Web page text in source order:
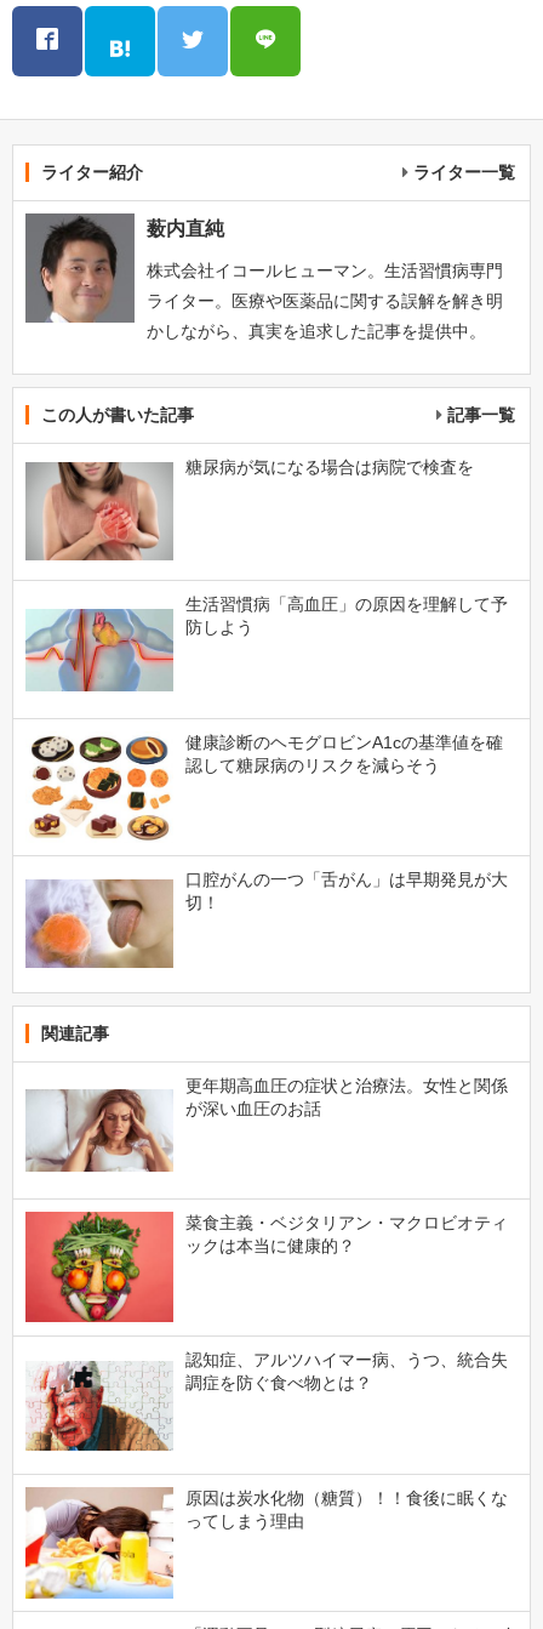
ライター紹介 ライター一覧
薮内直純
株式会社イコールヒューマン。生活習慣病専門
ライター。医療や医薬品に関する誤解を解き明
かしながら、真実を追求した記事を提供中。
この人が書いた記事 記事一覧
糖尿病が気になる場合は病院で検査を
生活習慣病「高血圧」の原因を理解して予
防しよう
健康診断のヘモグロビンA1cの基準値を確
認して糖尿病のリスクを減らそう
口腔がんの一つ「舌がん」は早期発見が大
切！
関連記事
更年期高血圧の症状と治療法。女性と関係
が深い血圧のお話
菜食主義・ベジタリアン・マクロビオティ
ックは本当に健康的？
認知症、アルツハイマー病、うつ、統合失
調症を防ぐ食べ物とは？
原因は炭水化物（糖質）！！食後に眠くな
ってしまう理由